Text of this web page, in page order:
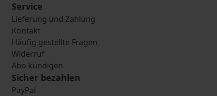
Service
Lieferung und Zahlung
Kontakt
Häufig gestellte Fragen
Widerruf
Abo kündigen
Sicher bezahlen
PayPal